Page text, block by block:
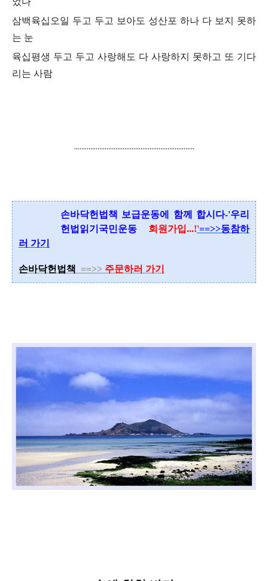
삼백육십오일 두고 두고 보아도 성산포 하나 다 보지 못하
는 눈
육십평생 두고 두고 사랑해도 다 사랑하지 못하고 또 기다
리는 사람
...................................................................
손바닥헌법책 보급운동에 함께 합시다-'우리
헌법읽기국민운동 회원가입...!'==>>동참하
러 가기
손바닥헌법책 ==>> 주문하러 가기